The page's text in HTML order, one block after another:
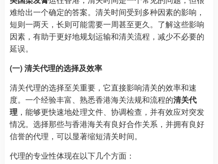
难给出一个确定的答案。清关时间受到多种因素的影响，
短则一两天，长则可能需要一周甚至更久。了解这些影响
因素，有助于更好地规划运输和清关流程，减少不必要的
延误。
(一) 清关代理的选择及效率
清关代理的选择至关重要，它直接影响清关的效率和速
度。一个经验丰富、熟悉香港海关法规和流程的清关代
理 ，能够更快速地处理文件、协调检查，并有效应对突发
情况。选择那些与香港海关有良好合作关系，并拥有良好
信誉的代理，可以显著缩短清关时间。
代理的专业性体现在以下几个方面：